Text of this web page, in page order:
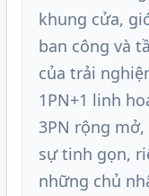
khung cửa,
ban công và
của trải
1PN+1 linh
3PN rộng mở,
sự tinh gọn,
những chủ